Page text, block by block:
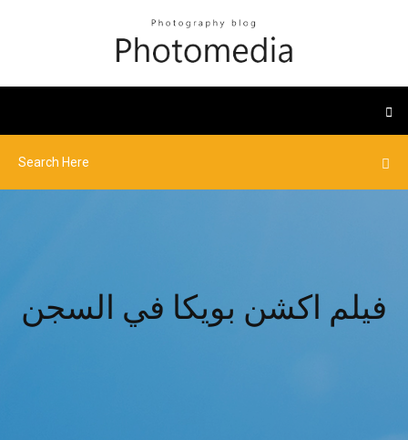
فيلم اكشن بويكا في السجن